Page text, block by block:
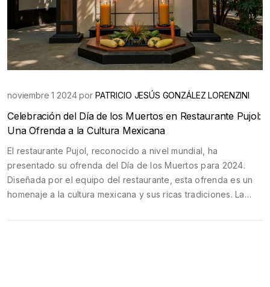
noviembre 1 2024 por PATRICIO JESÚS GONZÁLEZ LORENZINI
Celebración del Día de los Muertos en Restaurante Pujol:
Una Ofrenda a la Cultura Mexicana
El restaurante Pujol, reconocido a nivel mundial, ha
presentado su ofrenda del Día de los Muertos para 2024.
Diseñada por el equipo del restaurante, esta ofrenda es un
homenaje a la cultura mexicana y sus ricas tradiciones. La
comida mexicana tradicional, junto a un menú especial del